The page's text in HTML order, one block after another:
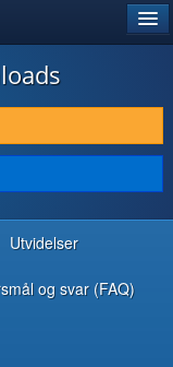
Utvidelser
og svar (FAQ)